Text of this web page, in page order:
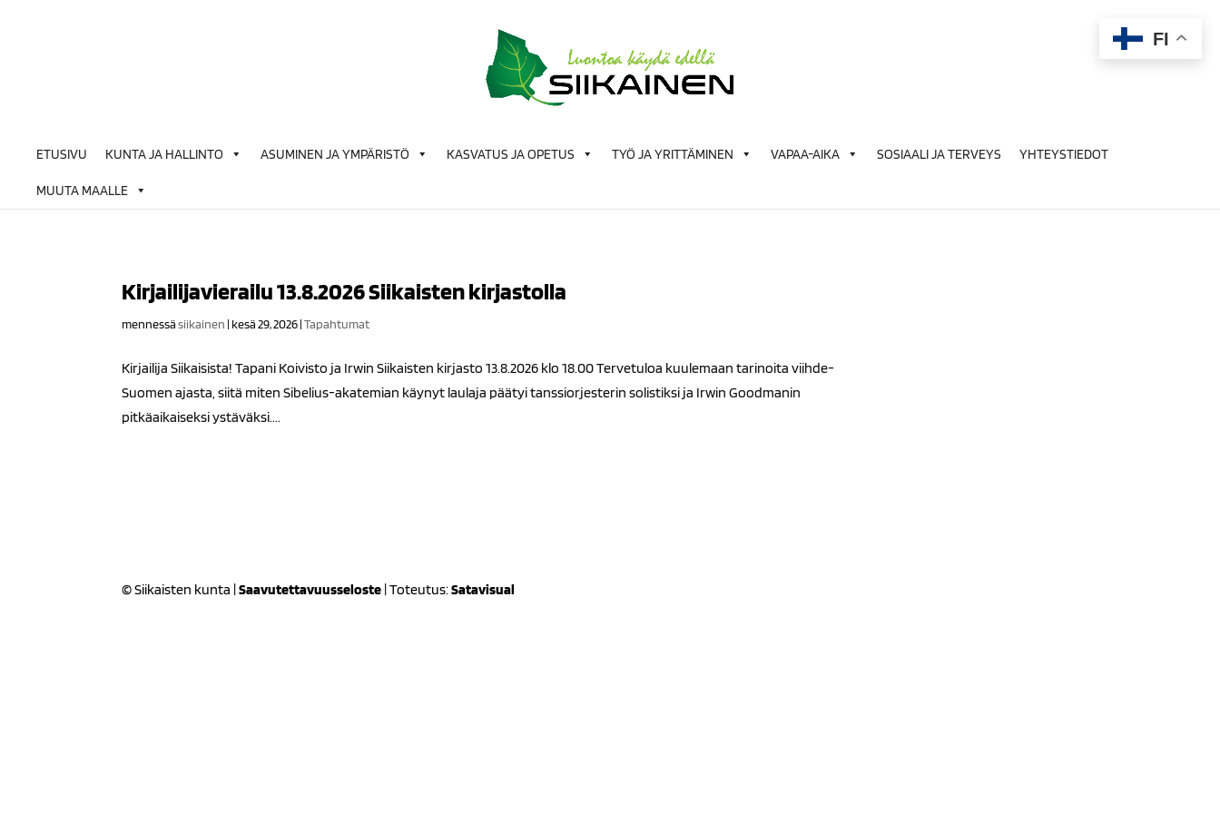
ETUSIVU KUNTA JA HALLINTO ASUMINEN JA YMPÄRISTÖ KASVATUS JA OPETUS TYÖ JA YRITTÄMINEN VAPAA-AIKA SOSIAALI JA TERVEYS YHTEYSTIEDOT
MUUTA MAALLE
Kirjailijavierailu 13.8.2026 Siikaisten kirjastolla
mennessäsiikainen | kesä 29, 2026|Tapahtumat
Kirjailija Siikaisista! Tapani Koivisto ja Irwin Siikaisten kirjasto 13.8.2026 klo 18.00 Tervetuloa kuulemaan tarinoita viihde-
Suomen ajasta, siitä miten Sibelius-akatemian käynyt laulaja päätyi tanssiorjesterin solistiksi ja Irwin Goodmanin
pitkäaikaiseksi ystäväksi....
© Siikaisten kunta |Saavutettavuusseloste | Toteutus:Satavisual
FI